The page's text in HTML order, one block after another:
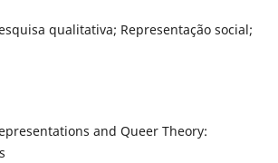
qualitativa; Representação social;
and Queer Theory: